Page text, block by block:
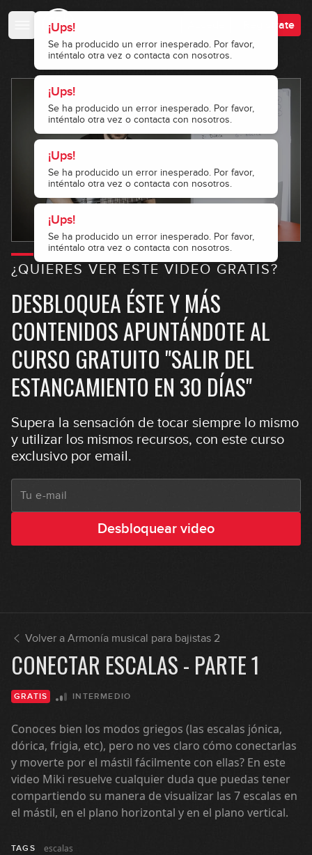
¡Ups!
Se ha producido un error inesperado. Por favor,
inténtalo otra vez o contacta con nosotros.
¡Ups!
Se ha producido un error inesperado. Por favor,
inténtalo otra vez o contacta con nosotros.
¡Ups!
Se ha producido un error inesperado. Por favor,
inténtalo otra vez o contacta con nosotros.
¡Ups!
Se ha producido un error inesperado. Por favor,
inténtalo otra vez o contacta con nosotros.
Regístrate
¿QUIERES VER ESTE VIDEO GRATIS?
DESBLOQUEA ÉSTE Y MÁS
CONTENIDOS APUNTÁNDOTE AL
CURSO GRATUITO "SALIR DEL
ESTANCAMIENTO EN 30 DÍAS"
Supera la sensación de tocar siempre lo mismo
y utilizar los mismos recursos, con este curso
exclusivo por email.
Desbloquear video
Volver a Armonía musical para bajistas 2
CONECTAR ESCALAS - PARTE 1
GRATIS INTERMEDIO
Conoces bien los modos griegos (las escalas jónica,
dórica, frigia, etc), pero no ves claro cómo conectarlas
y moverte por el mástil fácilmente con ellas? En este
video Miki resuelve cualquier duda que puedas tener
compartiendo su manera de visualizar las 7 escalas en
el mástil, en el plano horizontal y en el plano vertical.
TAGS escalas